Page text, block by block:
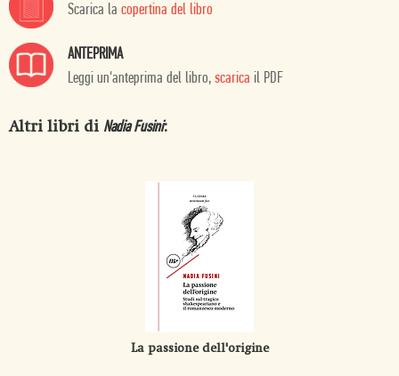
Scarica la copertina del libro
ANTEPRIMA
Leggi un'anteprima del libro, scarica il PDF
Altri libri di Nadia Fusini:
La passione dell'origine